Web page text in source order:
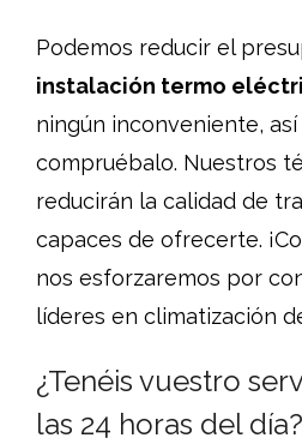
Podemos reducir el
instalación termo
ningún inconveniente,
compruébalo. Nuestros
reducirán la calidad de
capaces de ofrecerte.
nos esforzaremos por
líderes en climatización
¿Tenéis vuestro
las 24 horas del día?